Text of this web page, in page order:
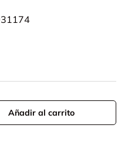
Añadir al carrito